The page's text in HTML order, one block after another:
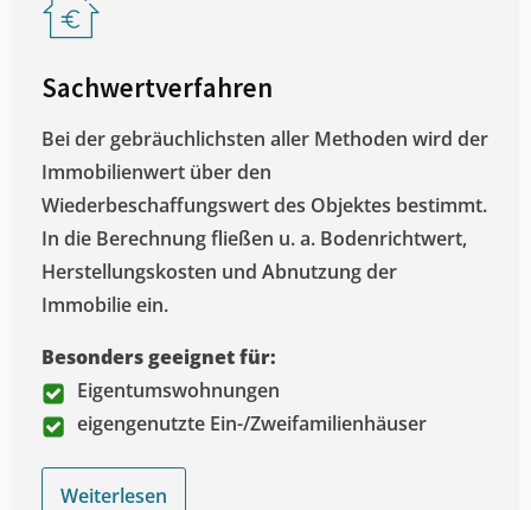
Sachwertverfahren
Bei der gebräuchlichsten aller Methoden wird der
Immobilienwert über den
Wiederbeschaffungswert des Objektes bestimmt.
In die Berechnung fließen u. a. Bodenrichtwert,
Herstellungskosten und Abnutzung der
Immobilie ein.
Besonders geeignet für:
Eigentumswohnungen
eigengenutzte Ein-/Zweifamilienhäuser
Weiterlesen